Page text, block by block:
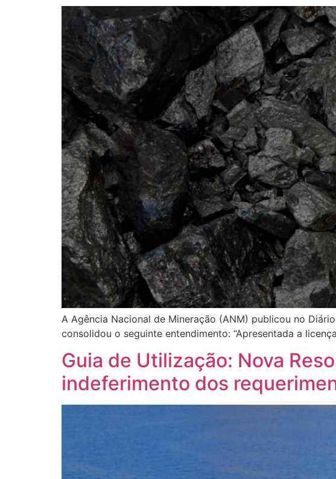
A Agência Nacional de Mineração (ANM) publicou no
consolidou o seguinte entendimento: “Apresentada a
Guia de Utilização: Nova
indeferimento dos